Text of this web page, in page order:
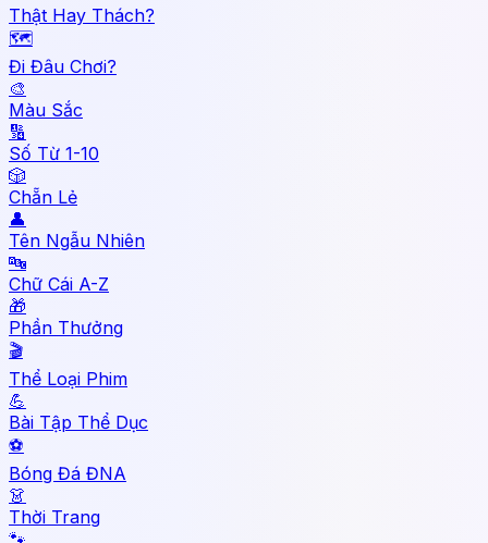
Thật Hay Thách?
🗺️
Đi Đâu Chơi?
🎨
Màu Sắc
🔢
Số Từ 1-10
🎲
Chẵn Lẻ
👤
Tên Ngẫu Nhiên
🔤
Chữ Cái A-Z
🎁
Phần Thưởng
🎬
Thể Loại Phim
💪
Bài Tập Thể Dục
⚽
Bóng Đá ĐNA
👗
Thời Trang